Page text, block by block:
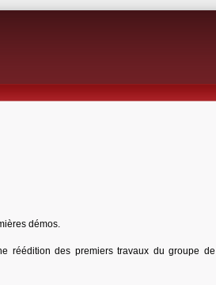
démos.
réédition des premiers travaux du groupe de